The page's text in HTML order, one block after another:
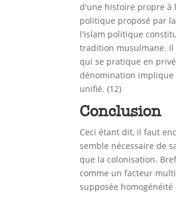
d'une histoire propre à
politique proposé par
l'islam politique
tradition musulmane. Il
qui se pratique en
dénomination implique
unifié. (12)
Conclusion
Ceci étant dit, il faut
semble nécessaire de
que la colonisation.
comme un facteur
supposée